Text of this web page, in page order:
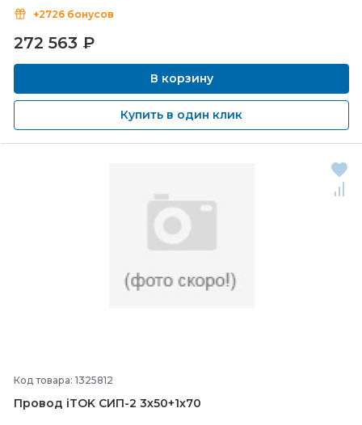
+2726 бонусов
272 563 ₽
В корзину
Купить в один клик
Код товара: 1325812
Провод iTOK СИП-2 3х50+1х70